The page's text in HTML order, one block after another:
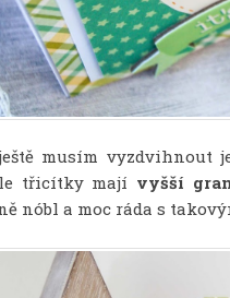
musím vyzdvihnout
třicítky mají vyšší
nóbl a moc ráda s